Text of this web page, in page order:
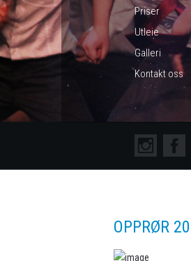
Priser
Utleie
Galleri
Kontakt oss
OPPRØR